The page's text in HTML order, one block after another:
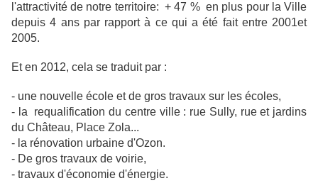
l'attractivité de notre territoire: + 47 % en plus pour la Ville
depuis 4 ans par rapport à ce qui a été fait entre 2001et
2005.
Et en 2012, cela se traduit par :
- une nouvelle école et de gros travaux sur les écoles,
- la requalification du centre ville : rue Sully, rue et jardins
du Château, Place Zola...
- la rénovation urbaine d'Ozon.
- De gros travaux de voirie,
- travaux d'économie d'énergie.